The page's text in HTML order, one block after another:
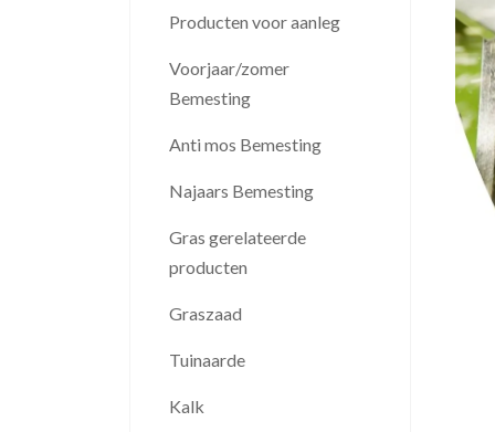
Producten voor aanleg
Voorjaar/zomer
Bemesting
Anti mos Bemesting
Najaars Bemesting
Gras gerelateerde
producten
Graszaad
Tuinaarde
Kalk